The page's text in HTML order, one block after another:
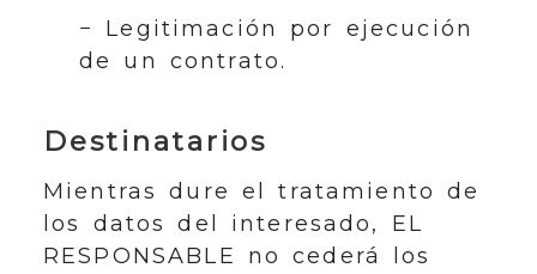
− Legitimación por ejecución
de un contrato.
Destinatarios
Mientras dure el tratamiento de
los datos del interesado, EL
RESPONSABLE no cederá los